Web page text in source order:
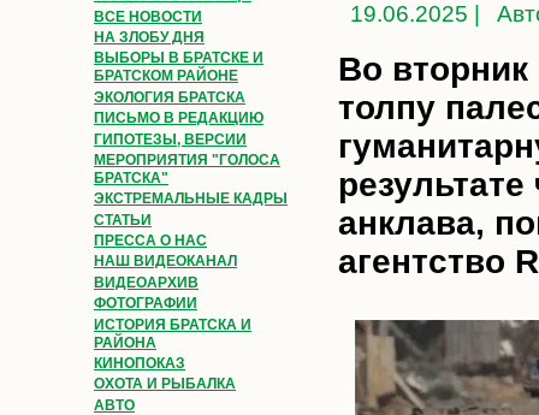
ВСЕ НОВОСТИ
НА ЗЛОБУ ДНЯ
ВЫБОРЫ В БРАТСКЕ И
БРАТСКОМ РАЙОНЕ
ЭКОЛОГИЯ БРАТСКА
ПИСЬМО В РЕДАКЦИЮ
ГИПОТЕЗЫ, ВЕРСИИ
МЕРОПРИЯТИЯ "ГОЛОСА
БРАТСКА"
ЭКСТРЕМАЛЬНЫЕ КАДРЫ
СТАТЬИ
ПРЕССА О НАС
НАШ ВИДЕОКАНАЛ
ВИДЕОАРХИВ
ФОТОГРАФИИ
ИСТОРИЯ БРАТСКА И
РАЙОНА
КИНОПОКАЗ
ОХОТА И РЫБАЛКА
АВТО
19.06.2025 |
Во
толпу
анклава,
агентство